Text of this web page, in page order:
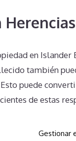
Gestionar
en Islander
también
puede
de estas